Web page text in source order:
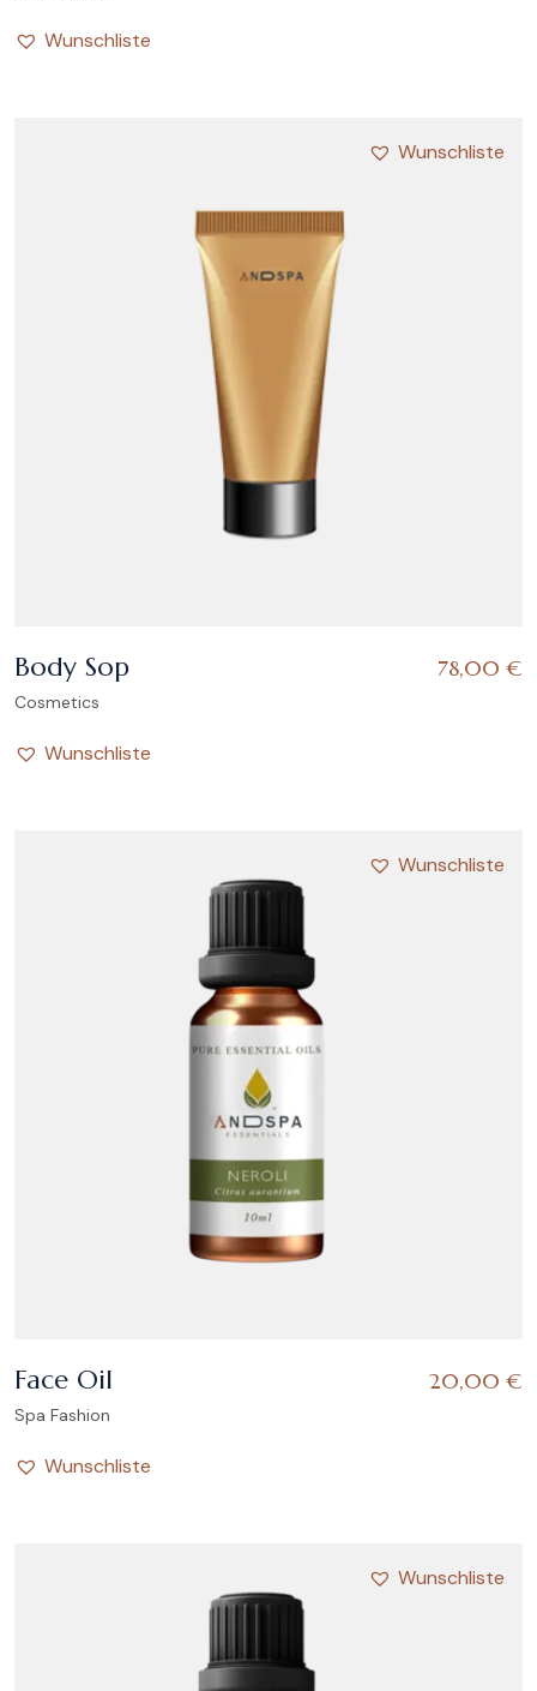
Wunschliste
Wunschliste
Body Sop
Cosmetics
78,00 €
Wunschliste
Wunschliste
Face Oil
Spa Fashion
20,00 €
Wunschliste
Wunschliste